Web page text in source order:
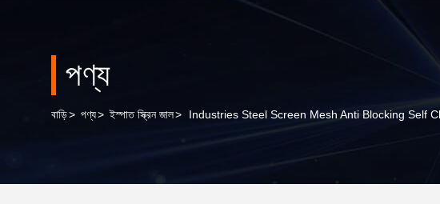
পণ্য
বাড়ি> পণ্য> ইস্পাত স্ক্রিন জাল> Industries Steel Screen Mesh Anti Blocking Self